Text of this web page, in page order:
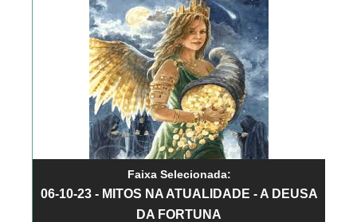
Faixa Selecionada:
06-10-23 - MITOS NA ATUALIDADE - A DEUSA
DA FORTUNA